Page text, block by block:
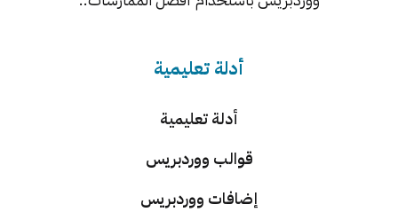
أدلة تعليمية
أدلة تعليمية
قوالب ووردبريس
إضافات ووردبريس